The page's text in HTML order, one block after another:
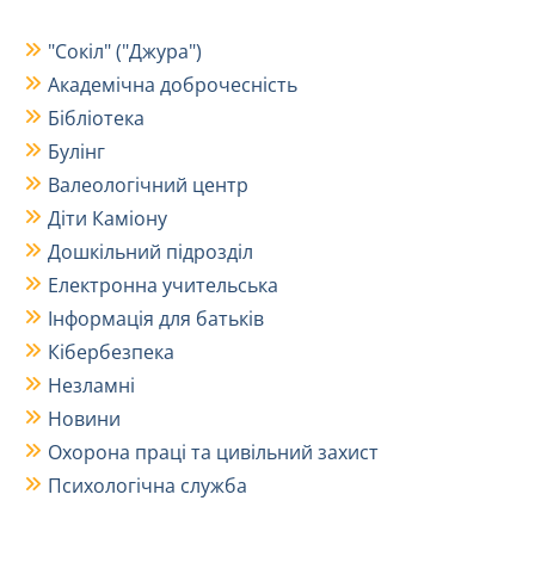
"Сокіл" ("Джура")
Академічна доброчесність
Бібліотека
Булінг
Валеологічний центр
Діти Каміону
Дошкільний підрозділ
Електронна учительська
Інформація для батьків
Кібербезпека
Незламні
Новини
Охорона праці та цивільний захист
Психологічна служба